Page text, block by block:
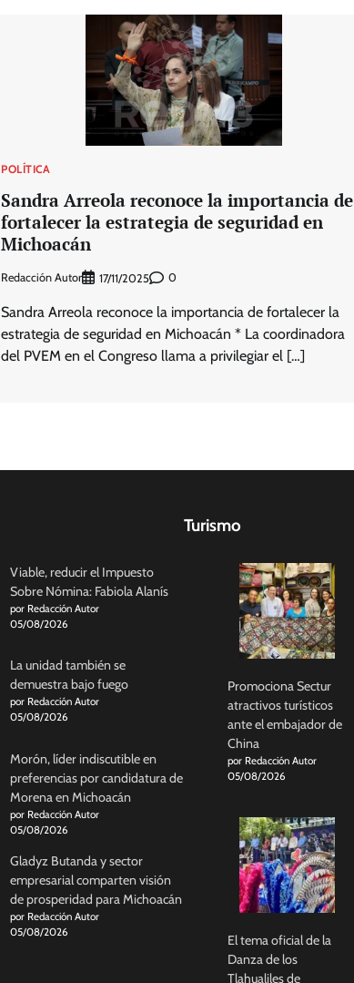
POLÍTICA
Sandra Arreola reconoce la importancia de
fortalecer la estrategia de seguridad en
Michoacán
Redacción Autor 17/11/2025 0
Sandra Arreola reconoce la importancia de fortalecer la
estrategia de seguridad en Michoacán * La coordinadora
del PVEM en el Congreso llama a privilegiar el […]
Viable, reducir el Impuesto
Sobre Nómina: Fabiola Alanís
por Redacción Autor
05/08/2026
La unidad también se
demuestra bajo fuego
por Redacción Autor
05/08/2026
Morón, líder indiscutible en
preferencias por candidatura de
Morena en Michoacán
por Redacción Autor
05/08/2026
Gladyz Butanda y sector
empresarial comparten visión
de prosperidad para Michoacán
por Redacción Autor
05/08/2026
Turismo
Promociona Sectur
atractivos turísticos
ante el embajador de
China
por Redacción Autor
05/08/2026
El tema oficial de la
Danza de los
Tlahualiles de